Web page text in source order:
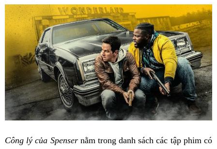
Công lý của Spensernằm trong danh sách các tập phim có